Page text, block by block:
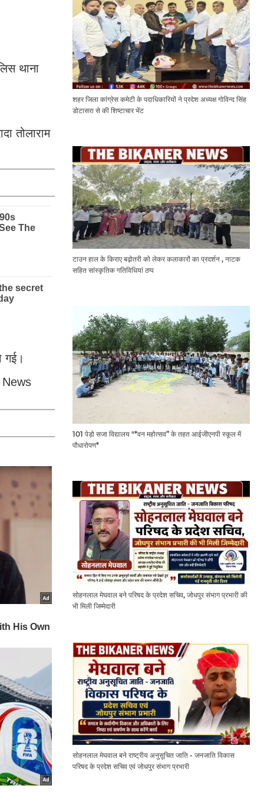
थाना
तोलाराम
गई।
News
शहर जिला कांग्रेस कमेटी के पदाधिकारियों ने प्रदेश अध्यक्ष गोविन्द सिंह
डोटासरा से की शिष्टाचार भेंट
टाउन हाल के किराए बढ़ोतरी को लेकर कलाकारों का प्रदर्शन , नाटक
सहित सांस्कृतिक गतिविधियां ठप्प
101 पेड़ो सजा विद्यालय "*वन महोत्सव” के तहत आईजीएनपी स्कूल में
पौधारोपण*
सोहनलाल मेघवाल बने परिषद के प्रदेश सचिव, जोधपुर संभाग प्रभारी की
भी मिली जिम्मेदारी
सोहनलाल मेघवाल बने राष्ट्रीय अनुसूचित जाति - जनजाति विकास
परिषद के प्रदेश सचिव एवं जोधपुर संभाग प्रभारी